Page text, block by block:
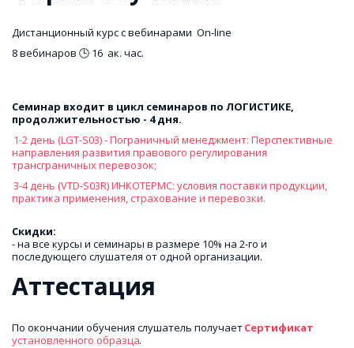
Дистанционный курс с вебинарами  On-line
8 вебинаров 🕒 16  ак. час.
Семинар входит в цикл семинаров по ЛОГИСТИКЕ,
продолжительностью - 4 дня.
направления развития правового регулирования
трансграничных перевозок;
3-4 день (VTD-S03R) ИНКОТЕРМС: условия поставки продукции,
практика применения, страхование и перевозки.
Скидки:
- на все курсы и семинары в размере 10% на 2-го и
последующего слушателя от одной организации.
Аттестация
По окончании обучения слушатель получает
установленного образца.